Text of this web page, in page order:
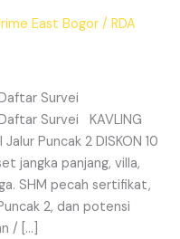
East Bogor /RDA
Survei
Survei KAVLING
Puncak 2 DISKON 10
jangka panjang, villa,
SHM pecah sertifikat,
2, dan potensi
/ […]